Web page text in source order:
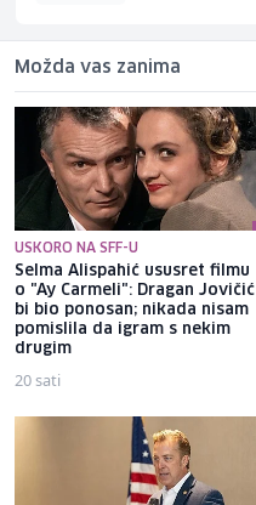
Možda vas zanima
USKORO NA SFF-U
Selma Alispahić ususret filmu
o "Ay Carmeli": Dragan Jovičić
bi bio ponosan; nikada nisam
pomislila da igram s nekim
drugim
20 sati